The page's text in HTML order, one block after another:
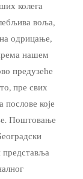
колега
воља,
одрицање,
нашем
предузеће
пре свих
послове које
. Поштовање